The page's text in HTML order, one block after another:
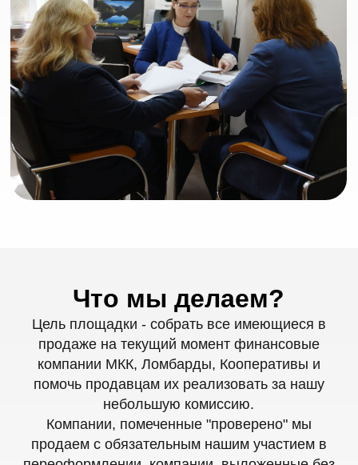
Микрокредитные
получите полный список с документами,
отзывами и результатами проверки
компании.
Получить список